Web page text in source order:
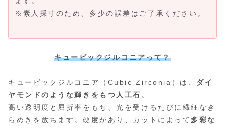
※素人採寸のため、多少の誤差はご了承ください。
キュービックジルコニアって？
キュービックジルコニア（Cubic Zirconia）は、 ダイ
ヤモンドのような輝きをもつ人工石 。
高い透明度と屈折率をもち、光を受けるたびに繊細なき
らめきを放ちます。硬度があり、カットによって 多彩な